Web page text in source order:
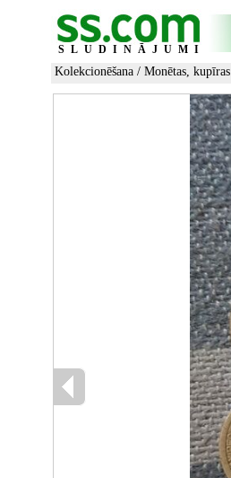
SLUDINĀJUMI
Kolekcionēšana / Monētas, kupīras